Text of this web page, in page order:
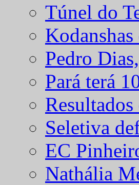
Túnel do
Pedro
Pará terá
Seletiva
EC
Nathália